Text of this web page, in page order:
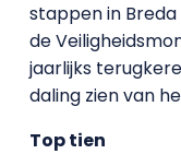
stappen in
de
jaarlijks
daling zien van
Top tien